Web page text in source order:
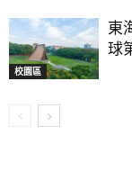
校園區
東
球